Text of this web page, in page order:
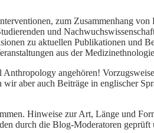
zum Zusammenhang
und
zu aktuellen Publikationen und
aus der
angehören!
aber auch Beiträge in englischer
Hinweise zur Art, Länge und
durch die Blog-Moderatoren